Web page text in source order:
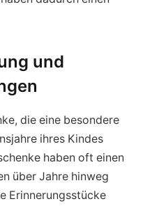
und
die eine besondere
ihres Kindes
haben oft einen
über Jahre hinweg
Erinnerungsstücke